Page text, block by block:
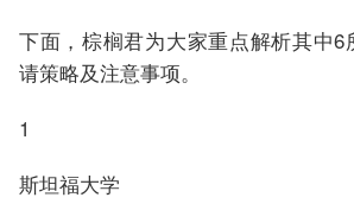
下面，棕榈君为大家重点解析其中6
请策略及注意事项。
1
斯坦福大学